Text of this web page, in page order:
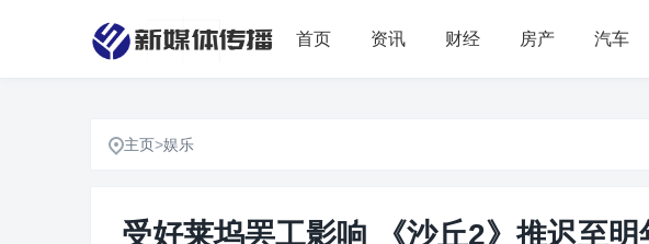
首页 资讯 财经 房产 汽车
主页>娱乐
受好莱坞罢工影响 《沙丘2》推迟至明